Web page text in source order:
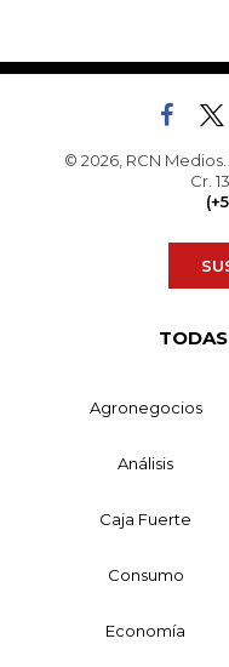
© 2026, RCN
Cr.
Agronegocios
Análisis
Caja Fuerte
Consumo
Economía